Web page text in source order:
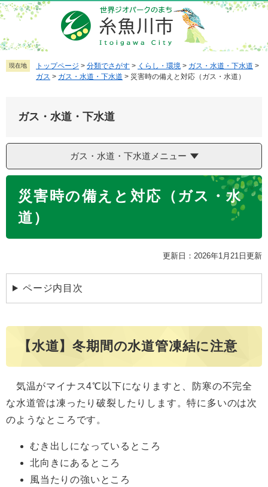
ペ
ー
ジ
の
先
メ
ニ
ュ
ー
を
へ
現在地 トップページ > 分類でさがす > くらし・環境 > ガス・水道・下水道 >
ガス > ガス・水道・下水道 > 災害時の備えと対応（ガス・水道）
ガス・水道・下水道
ガス・水道・下水道メニュー
災害時の備えと対応（ガス・水
道）
更新日：2026年1月21日更新
ページ内目次
【水道】冬期間の水道管凍結に注意
気温がマイナス4℃以下になりますと、防寒の不完全
な水道管は凍ったり破裂したりします。特に多いのは次
のようなところです。
むき出しになっているところ
北向きにあるところ
風当たりの強いところ